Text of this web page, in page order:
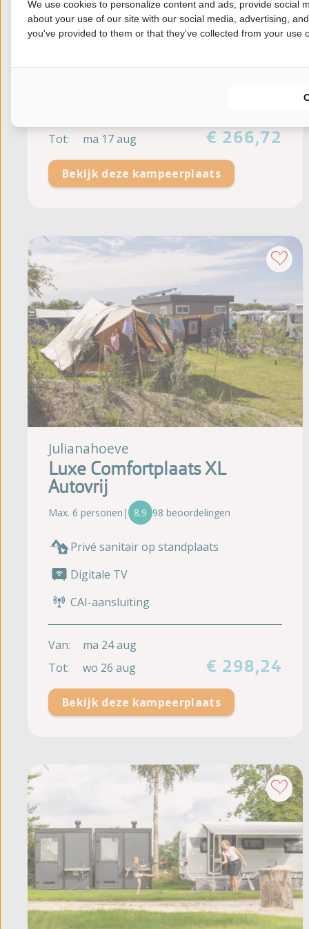
Water / afvoer
Tot:
ma 17 aug € 266,72
Bekijk deze kampeerplaats
Julianahoeve
Luxe Comfortplaats XL
Autovrij
Max. 6 personen | 8.9 98 beoordelingen
Privé sanitair op standplaats
Digitale TV
CAI-aansluiting
Van:
ma 24 aug
Tot:
wo 26 aug € 298,24
Bekijk deze kampeerplaats
We use cookies to personalize content and ads, provide social
about your use of our site with our social media, advertising,
you've provided to them or that they've collected from your use